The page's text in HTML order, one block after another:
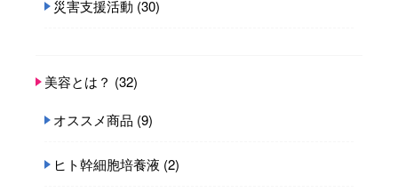
災害支援活動 (30)
美容とは？ (32)
オススメ商品 (9)
ヒト幹細胞培養液 (2)